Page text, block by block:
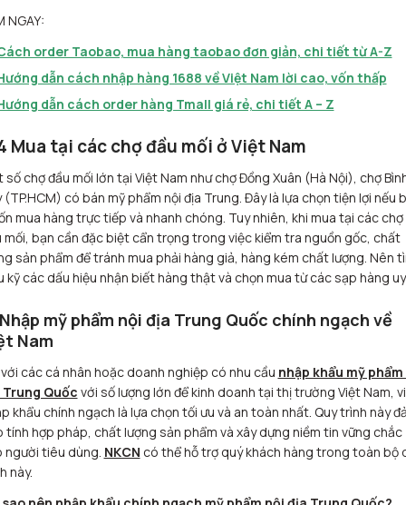
NGAY:
order Taobao, mua hàng taobao đơn giản, chi tiết từ A-Z
dẫn cách nhập hàng 1688 về Việt Nam lời cao, vốn thấp
dẫn cách order hàng Tmall giá rẻ, chi tiết A – Z
Mua tại các chợ đầu mối ở Việt Nam
số chợ đầu mối lớn tại Việt Nam như chợ Đồng Xuân (Hà Nội), chợ
(TP.HCM) có bán mỹ phẩm nội địa Trung. Đây là lựa chọn tiện lợi nếu
mua hàng trực tiếp và nhanh chóng. Tuy nhiên, khi mua tại các chợ
mối, bạn cần đặc biệt cẩn trọng trong việc kiểm tra nguồn gốc, chất
sản phẩm để tránh mua phải hàng giả, hàng kém chất lượng. Nên
kỹ các dấu hiệu nhận biết hàng thật và chọn mua từ các sạp hàng
mỹ phẩm nội địa Trung Quốc chính ngạch về
Nam
các cá nhân hoặc doanh nghiệp có nhu cầu nhập khẩu mỹ
Quốc với số lượng lớn để kinh doanh tại thị trường Việt Nam,
khẩu chính ngạch là lựa chọn tối ưu và an toàn nhất. Quy trình này
tính hợp pháp, chất lượng sản phẩm và xây dựng niềm tin vững chắc
người tiêu dùng. NKCN có thể hỗ trợ quý khách hàng trong toàn bộ
này.